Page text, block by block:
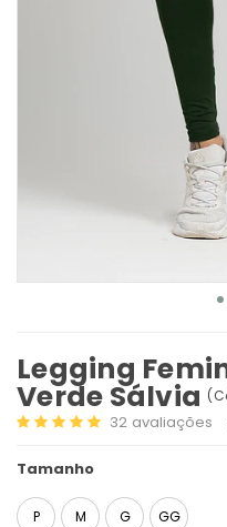
Legging
Verde Sálvia (
32 avaliações
Tamanho
P M G GG